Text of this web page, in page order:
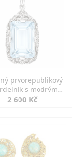
prvorepublikový
s modrým
spinelem
2 600 Kč